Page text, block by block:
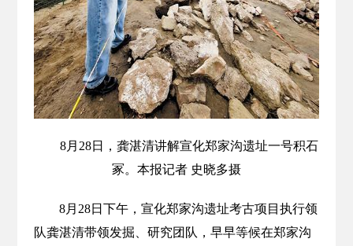
8月28日，龚湛清讲解宣化郑家沟遗址一号积石
冢。本报记者 史晓多摄
8月28日下午，宣化郑家沟遗址考古项目执行领
队龚湛清带领发掘、研究团队，早早等候在郑家沟